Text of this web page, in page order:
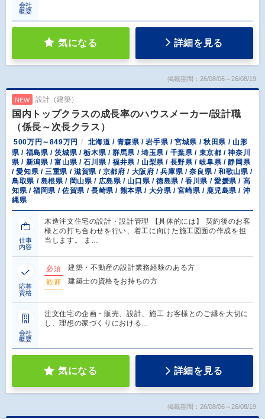
会社
概要
気になる 詳細を見る
掲載期間：26/08/06～26/08/19
NEW 設計（建築）
国内トップクラスの成長率のハウスメーカー/設計職
（係長～次長クラス）
500万円～849万円
北海道 / 青森県 / 岩手県 / 宮城県 / 秋田県 / 山形
県 / 福島県 / 茨城県 / 栃木県 / 群馬県 / 埼玉県 / 千葉県 / 東京都 / 神奈川
県 / 新潟県 / 富山県 / 石川県 / 福井県 / 山梨県 / 長野県 / 岐阜県 / 静岡県
/ 愛知県 / 三重県 / 滋賀県 / 京都府 / 大阪府 / 兵庫県 / 奈良県 / 和歌山県 /
鳥取県 / 島根県 / 岡山県 / 広島県 / 山口県 / 徳島県 / 香川県 / 愛媛県 / 高
知県 / 福岡県 / 佐賀県 / 長崎県 / 熊本県 / 大分県 / 宮崎県 / 鹿児島県 / 沖
縄県
仕事
内容
木造注文住宅の設計・設計管理 【具体的には】 契約後のお客
様との打ち合わせを行い、着工に向けた施工図面の作成を担
当します。 ま…
応募
資格
必須
建築・不動産の設計業務経験のある方
歓迎
建築士の資格をお持ちの方
会社
概要
注文住宅の企画・販売、設計、施工 お客様とのご縁を大切に
し、理想の家づくりにおける…
気になる 詳細を見る
掲載期間：26/08/06～26/08/19